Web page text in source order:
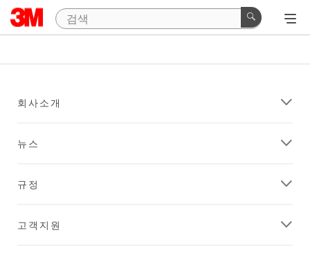
회사소개
뉴스
규정
고객지원